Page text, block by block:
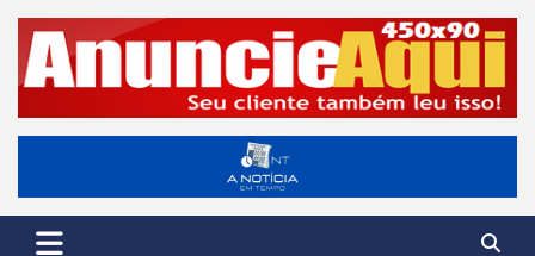
Skip
content
A Notícia em Tempo
ANT-Informação o Tempo Todo